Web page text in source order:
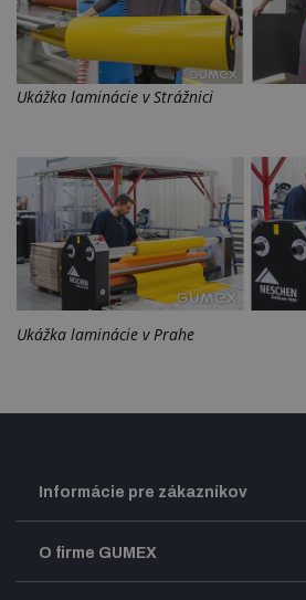
Ukážka laminácie v Strážnici
Ukážka laminácie v Prahe
Informácie pre zákazníkov
Doprava a zasielanie tovaru
O firme GUMEX